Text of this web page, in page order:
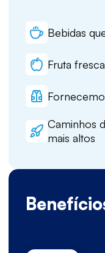
Bebidas
Fruta
Caminhos
mais altos